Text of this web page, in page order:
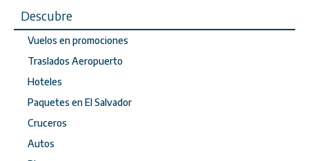
Descubre
Vuelos en promociones
Traslados Aeropuerto
Hoteles
Paquetes en El Salvador
Cruceros
Autos